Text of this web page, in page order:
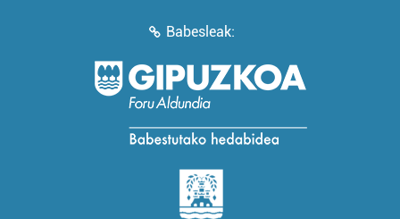
Babesleak: